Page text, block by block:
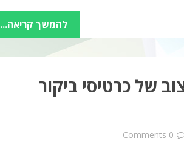
להמשך קריאה...
של כרטיסי ביקור
0 Comments